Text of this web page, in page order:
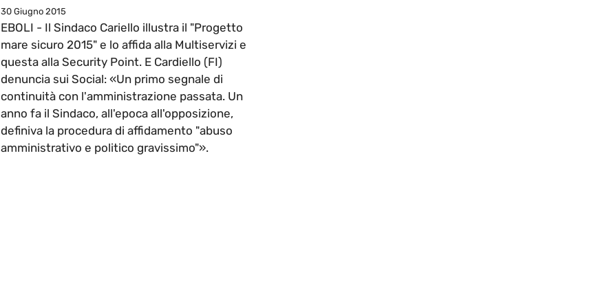
30 Giugno 2015
EBOLI - Il Sindaco Cariello illustra il "Progetto
mare sicuro 2015" e lo affida alla Multiservizi e
questa alla Security Point. E Cardiello (FI)
denuncia sui Social: «Un primo segnale di
continuità con l'amministrazione passata. Un
anno fa il Sindaco, all'epoca all'opposizione,
definiva la procedura di affidamento "abuso
amministrativo e politico gravissimo"».